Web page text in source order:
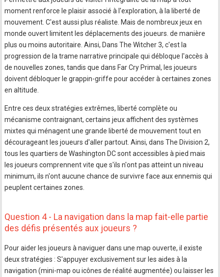
moment renforce le plaisir associé à l'exploration, à la liberté de
mouvement. C'est aussi plus réaliste. Mais de nombreux jeux en
monde ouvert limitent les déplacements des joueurs. de manière
plus ou moins autoritaire. Ainsi, Dans The Witcher 3, c'est la
progression de la trame narrative principale qui débloque l'accès à
de nouvelles zones, tandis que dans Far Cry Primal, les joueurs
doivent débloquer le grappin-griffe pour accéder à certaines zones
en altitude.
Entre ces deux stratégies extrêmes, liberté complète ou
mécanisme contraignant, certains jeux affichent des systèmes
mixtes qui ménagent une grande liberté de mouvement tout en
décourageant les joueurs d'aller partout. Ainsi, dans The Division 2,
tous les quartiers de Washington DC sont accessibles à pied mais
les joueurs comprennent vite que s'ils n'ont pas atteint un niveau
minimum, ils n'ont aucune chance de survivre face aux ennemis qui
peuplent certaines zones.
Question 4 - La navigation dans la map fait-elle partie
des défis présentés aux joueurs ?
Pour aider les joueurs à naviguer dans une map ouverte, il existe
deux stratégies : S'appuyer exclusivement sur les aides à la
navigation (mini-map ou icônes de réalité augmentée) ou laisser les